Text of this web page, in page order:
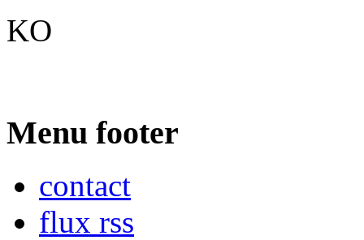
KO
Menu footer
contact
flux rss